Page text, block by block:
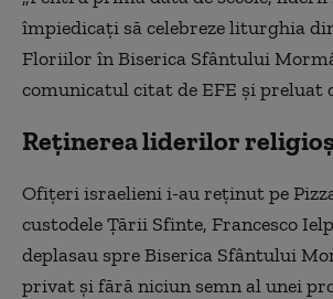
împiedicaţi să celebreze liturghia
Floriilor în Biserica Sfântului
comunicatul citat de EFE și preluat
Reținerea liderilor
Ofiţeri israelieni i-au reţinut pe
custodele Ţării Sfinte, Francesco
deplasau spre Biserica Sfântului
privat şi fără niciun semn al unei